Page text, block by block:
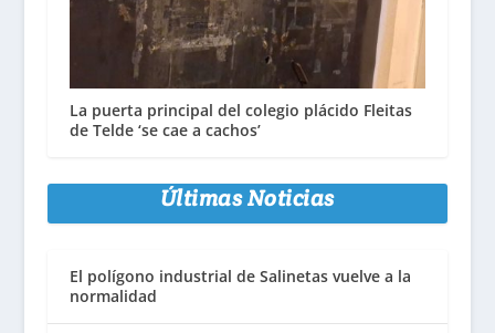
La puerta principal del colegio plácido Fleitas
de Telde ‘se cae a cachos’
Últimas Noticias
El polígono industrial de Salinetas vuelve a la
normalidad